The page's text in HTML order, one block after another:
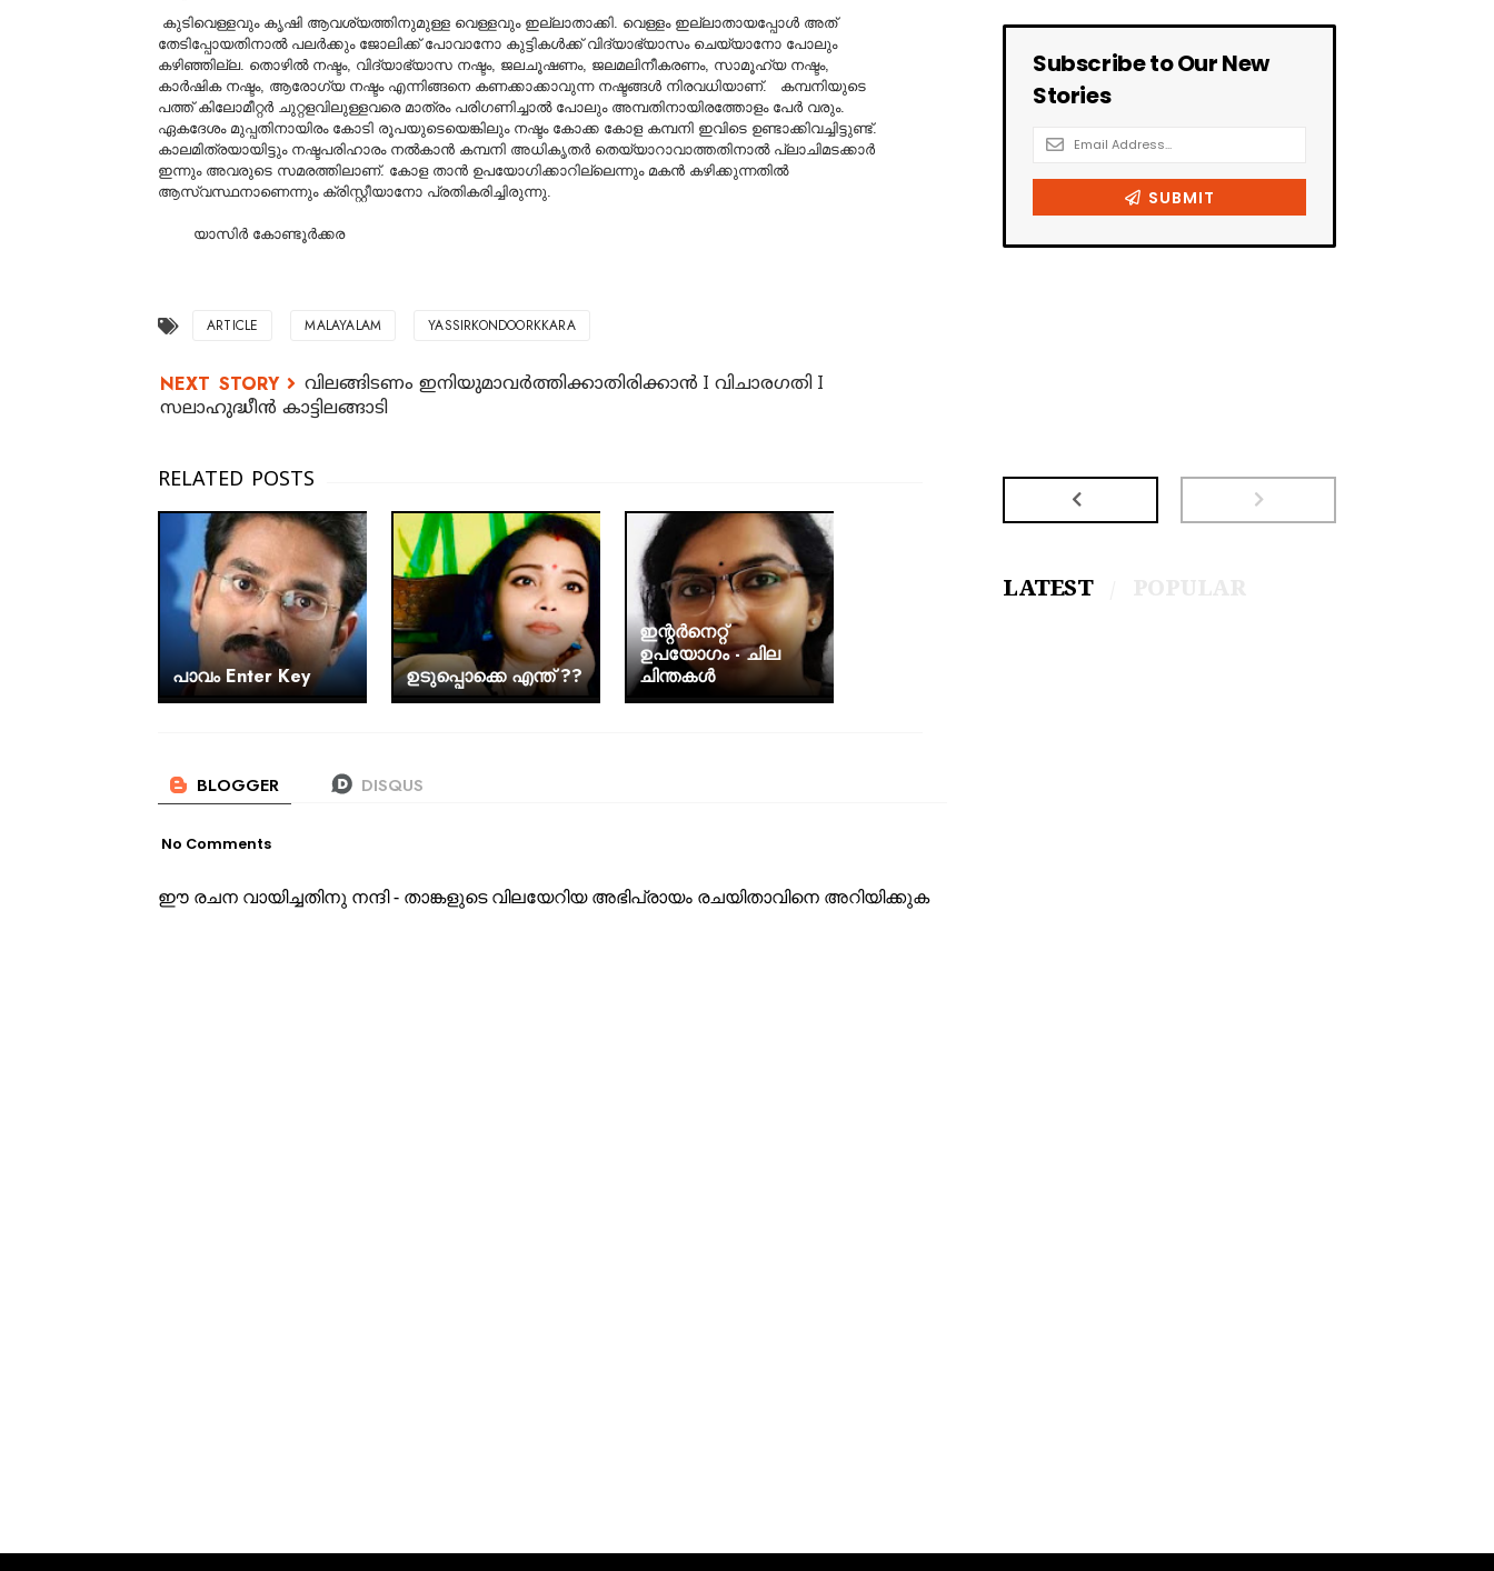
കുടിവെള്ളവും കൃഷി ആവശ്യത്തിനുമുള്ള വെള്ളവും ഇല്ലാതാക്കി. വെള്ളം ഇല്ലാതായപ്പോള്‍ അത്
തേടിപ്പോയതിനാല്‍ പലര്‍ക്കും ജോലിക്ക് പോവാനോ കുട്ടികള്‍ക്ക് വിദ്യാഭ്യാസം ചെയ്യാനോ പോലും
കഴിഞ്ഞില്ല. തൊഴില്‍ നഷ്ടം, വിദ്യാഭ്യാസ നഷ്ടം, ജലചൂഷണം, ജലമലിനീകരണം, സാമൂഹ്യ നഷ്ടം,
കാര്‍ഷിക നഷ്ടം, ആരോഗ്യ നഷ്ടം എന്നിങ്ങനെ കണക്കാക്കാവുന്ന നഷ്ടങ്ങള്‍ നിരവധിയാണ്. കമ്പനിയുടെ
പത്ത് കിലോമീറ്റര്‍ ചുറ്റളവിലുള്ളവരെ മാത്രം പരിഗണിച്ചാല്‍ പോലും അമ്പതിനായിരത്തോളം പേര്‍ വരും.
ഏകദേശം മുപ്പതിനായിരം കോടി രൂപയുടെയെങ്കിലും നഷ്ടം കോക്ക കോള കമ്പനി ഇവിടെ ഉണ്ടാക്കിവച്ചിട്ടുണ്ട്.
കാലമിത്രയായിട്ടും നഷ്ടപരിഹാരം നൽകാൻ കമ്പനി അധികൃതർ തെയ്യാറാവാത്തതിനാൽ പ്ലാചിമടക്കാർ
ഇന്നും അവരുടെ സമരത്തിലാണ്. കോള താൻ ഉപയോഗിക്കാറില്ലെന്നും മകൻ കഴിക്കുന്നതിൽ
ആസ്വസ്ഥനാണെന്നും ക്രിസ്റ്റീയാനോ പ്രതികരിച്ചിരുന്നു.
യാസിർ കോണ്ടൂർക്കര
ARTICLE MALAYALAM YASSIRKONDOORKKARA
വിലങ്ങിടണം ഇനിയുമാവർത്തിക്കാതിരിക്കാൻ I വിചാരഗതി I
സലാഹുദ്ധീൻ കാട്ടിലങ്ങാടി
പാവം Enter Key ഉടുപ്പൊക്കെ എന്ത് ??
ഇന്റർനെറ്റ്
ഉപയോഗം - ചില
ചിന്തകൾ
No Comments
ഈ രചന വായിച്ചതിനു നന്ദി - താങ്കളുടെ വിലയേറിയ അഭിപ്രായം രചയിതാവിനെ അറിയിക്കുക
LATEST